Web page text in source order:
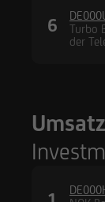
6
Turbo
der